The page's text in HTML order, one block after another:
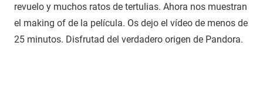
revuelo y muchos ratos de tertulias. Ahora nos muestran
el making of de la película. Os dejo el vídeo de menos de
25 minutos. Disfrutad del verdadero origen de Pandora.